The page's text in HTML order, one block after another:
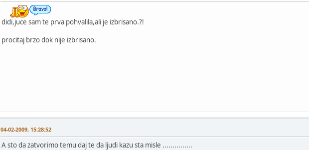
didi,juce sam te prva pohvalila,ali je izbrisano.?!
procitaj brzo dok nije izbrisano.
04-02-2009, 15:28:52
A sto da zatvorimo temu daj te da ljudi kazu sta misle ...............